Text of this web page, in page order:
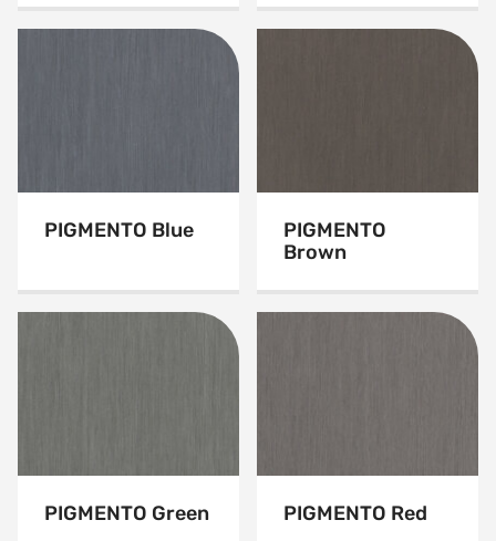
PIGMENTO Blue
PIGMENTO
Brown
PIGMENTO Green PIGMENTO Red